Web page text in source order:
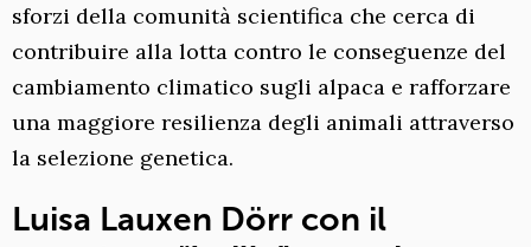
sforzi della comunità scientifica che cerca di
contribuire alla lotta contro le conseguenze del
cambiamento climatico sugli alpaca e rafforzare
una maggiore resilienza degli animali attraverso
la selezione genetica.
Luisa Lauxen Dörr con il